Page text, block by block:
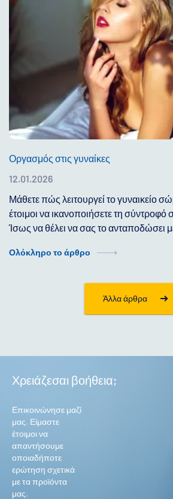
Οργασμός στις γυναίκες
12.01.2026
Μάθετε πώς λειτουργεί το γυναικείο
έτοιμοι να ικανοποιήσετε τη σύντροφό
Ίσως να θέλει να σας το ανταποδώσει
Ολόκληρο το άρθρο
Άλλα άρθρα
Χρειάζεσαι βοήθεια;
Επικοινώνησε μαζί
μας. Είμαστε
έτοιμοι να
απαντήσουμε
οποιαδήποτε
ερώτηση σχετικά
με τα προϊόντα
μας.